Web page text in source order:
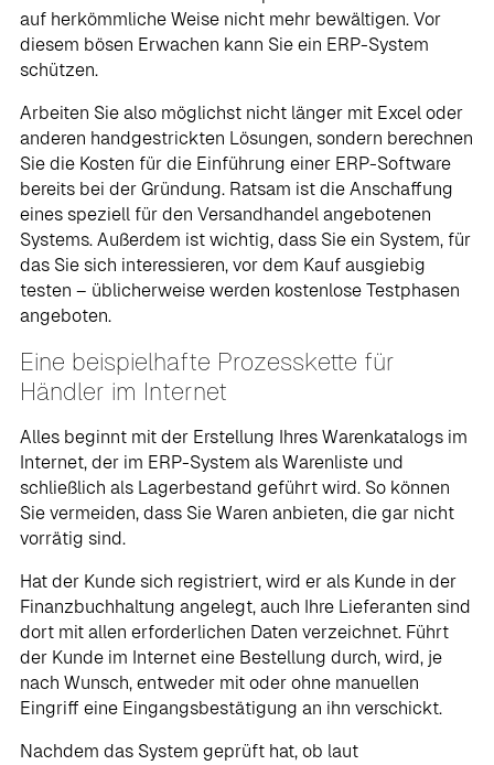
auf herkömmliche Weise nicht mehr bewältigen. Vor
diesem bösen Erwachen kann Sie ein ERP-System
schützen.
Arbeiten Sie also möglichst nicht länger mit Excel oder
anderen handgestrickten Lösungen, sondern berechnen
Sie die Kosten für die Einführung einer ERP-Software
bereits bei der Gründung. Ratsam ist die Anschaffung
eines speziell für den Versandhandel angebotenen
Systems. Außerdem ist wichtig, dass Sie ein System, für
das Sie sich interessieren, vor dem Kauf ausgiebig
testen – üblicherweise werden kostenlose Testphasen
angeboten.
Eine beispielhafte Prozesskette für
Händler im Internet
Alles beginnt mit der Erstellung Ihres Warenkatalogs im
Internet, der im ERP-System als Warenliste und
schließlich als Lagerbestand geführt wird. So können
Sie vermeiden, dass Sie Waren anbieten, die gar nicht
vorrätig sind.
Hat der Kunde sich registriert, wird er als Kunde in der
Finanzbuchhaltung angelegt, auch Ihre Lieferanten sind
dort mit allen erforderlichen Daten verzeichnet. Führt
der Kunde im Internet eine Bestellung durch, wird, je
nach Wunsch, entweder mit oder ohne manuellen
Eingriff eine Eingangsbestätigung an ihn verschickt.
Nachdem das System geprüft hat, ob laut